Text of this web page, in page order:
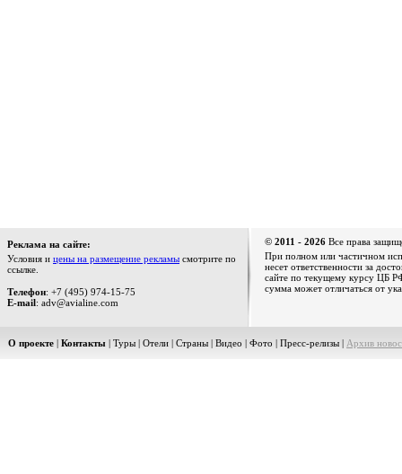
Реклама на сайте:
Условия и цены на размещение рекламы смотрите по
ссылке.
Телефон: +7 (495) 974-15-75
E-mail: adv@avialine.com
© 2011 - 2026 Все права
При полном или частичном
несет ответственности за
сайте по текущему курсу ЦБ
сумма может отличаться от
О проекте | Контакты | Туры | Отели | Страны | Видео | Фото | Пресс-релизы | Архив